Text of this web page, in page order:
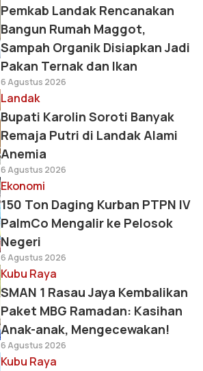
Pemkab Landak Rencanakan
Bangun Rumah Maggot,
Sampah Organik Disiapkan Jadi
Pakan Ternak dan Ikan
6 Agustus 2026
Landak
Bupati Karolin Soroti Banyak
Remaja Putri di Landak Alami
Anemia
6 Agustus 2026
Ekonomi
150 Ton Daging Kurban PTPN IV
PalmCo Mengalir ke Pelosok
Negeri
6 Agustus 2026
Kubu Raya
SMAN 1 Rasau Jaya Kembalikan
Paket MBG Ramadan: Kasihan
Anak-anak, Mengecewakan!
6 Agustus 2026
Kubu Raya